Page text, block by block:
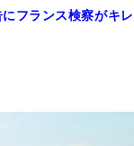
フランス検察がキレ